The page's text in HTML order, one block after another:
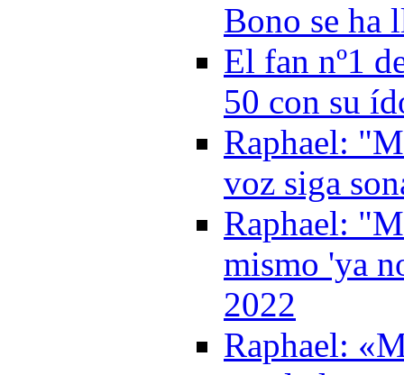
Bono se ha
El fan nº1
50 con su
Raphael:
voz siga
Raphael:
mismo 'ya
2022
Raphael: